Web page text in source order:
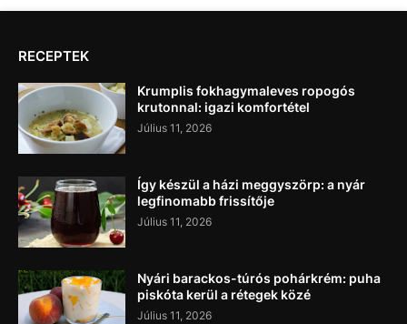
RECEPTEK
Krumplis fokhagymaleves ropogós
krutonnal: igazi komfortétel
Július 11, 2026
Így készül a házi meggyszörp: a nyár
legfinomabb frissítője
Július 11, 2026
Nyári barackos-túrós pohárkrém: puha
piskóta kerül a rétegek közé
Július 11, 2026